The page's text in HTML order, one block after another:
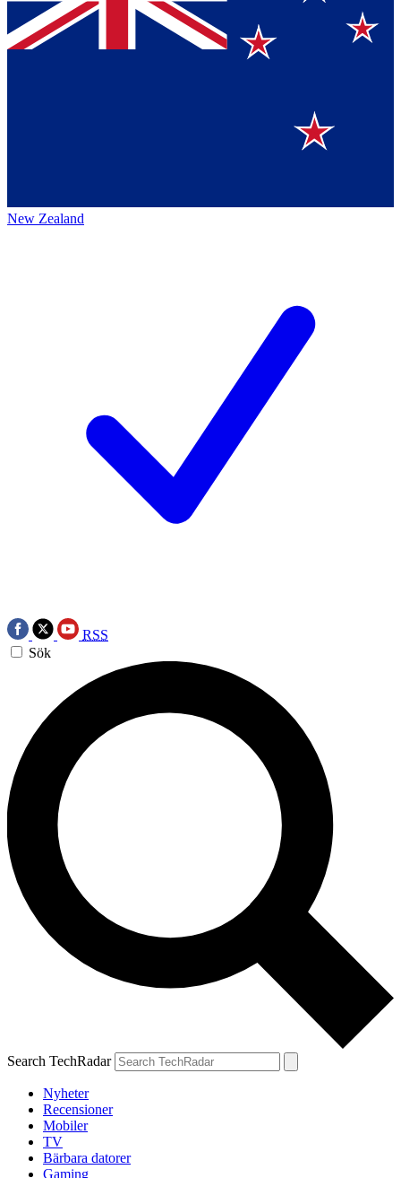
New Zealand
RSS
Sök
Search TechRadar
Nyheter
Recensioner
Mobiler
TV
Bärbara datorer
Gaming